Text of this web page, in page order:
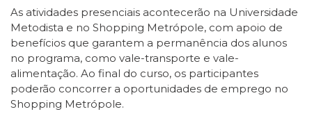
As atividades presenciais acontecerão na Universidade
Metodista e no Shopping Metrópole, com apoio de
benefícios que garantem a permanência dos alunos
no programa, como vale-transporte e vale-
alimentação. Ao final do curso, os participantes
poderão concorrer a oportunidades de emprego no
Shopping Metrópole.